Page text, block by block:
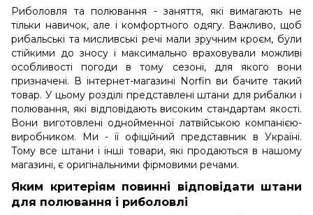
Риболовля та полювання - заняття, які вимагають не
тільки навичок, але і комфортного одягу. Важливо, щоб
рибальські та мисливські речі мали зручним кроєм, були
стійкими до зносу і максимально враховували можливі
особливості погоди в тому сезоні, для якого вони
призначені. В інтернет-магазині Norfin ви бачите такий
товар. У цьому розділі представлені штани для рибалки і
полювання, які відповідають високим стандартам якості.
Вони виготовлені однойменної латвійською компанією-
виробником. Ми - її офіційний представник в Україні.
Тому все штани і інші товари, які продаються в нашому
магазині, є оригінальними фірмовими речами.
Яким критеріям повинні відповідати штани
для полювання і риболовлі